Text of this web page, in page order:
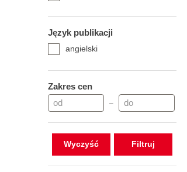
Język publikacji
angielski
Zakres cen
–
Wyczyść